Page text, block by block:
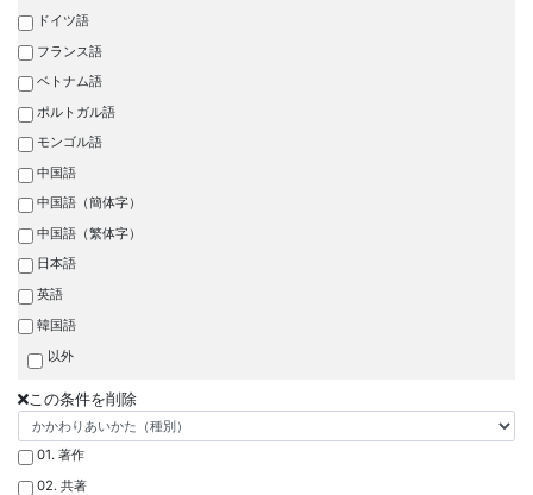
ドイツ語
フランス語
ベトナム語
ポルトガル語
モンゴル語
中国語
中国語（簡体字）
中国語（繁体字）
日本語
英語
韓国語
以外
この条件を削除
01. 著作
02. 共著